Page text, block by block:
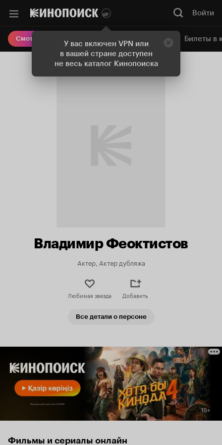
У вас включен VPN или
в вашей стране доступен
не весь каталог Кинопоиска
Войти
Смотреть кино Онлайн-кинотеатр Билеты в
Владимир Феоктистов
Актер, Актер дубляжа
Любимая звезда Добавить
Все детали о персоне
Фильмы и сериалы онлайн